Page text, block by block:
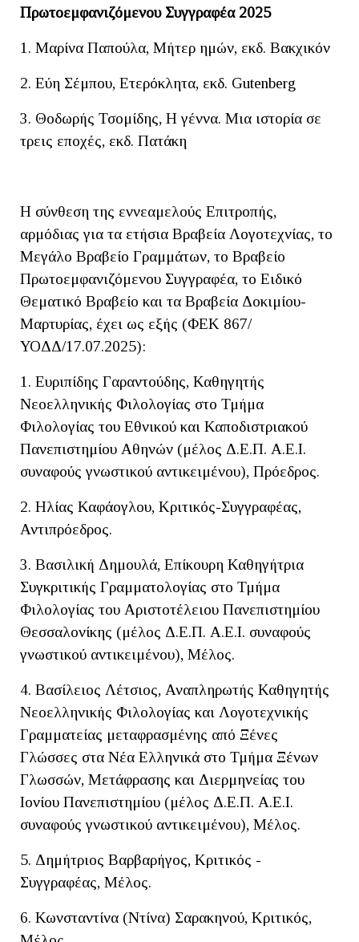
Πρωτοεμφανιζόμενου Συγγραφέα 2025
1. Μαρίνα Παπούλα, Μήτερ ημών, εκδ. Βακχικόν
2. Εύη Σέμπου, Ετερόκλητα, εκδ. Gutenberg
3. Θοδωρής Τσομίδης, Η γέννα. Μια ιστορία σε
τρεις εποχές, εκδ. Πατάκη
Η σύνθεση της εννεαμελούς Επιτροπής,
αρμόδιας για τα ετήσια Βραβεία Λογοτεχνίας, το
Μεγάλο Βραβείο Γραμμάτων, το Βραβείο
Πρωτοεμφανιζόμενου Συγγραφέα, το Ειδικό
Θεματικό Βραβείο και τα Βραβεία Δοκιμίου-
Μαρτυρίας, έχει ως εξής (ΦΕΚ 867/
ΥΟΔΔ/17.07.2025):
1. Ευριπίδης Γαραντούδης, Καθηγητής
Νεοελληνικής Φιλολογίας στο Τμήμα
Φιλολογίας του Εθνικού και Καποδιστριακού
Πανεπιστημίου Αθηνών (μέλος Δ.Ε.Π. Α.Ε.Ι.
συναφούς γνωστικού αντικειμένου), Πρόεδρος.
2. Ηλίας Καφάογλου, Κριτικός-Συγγραφέας,
Αντιπρόεδρος.
3. Βασιλική Δημουλά, Επίκουρη Καθηγήτρια
Συγκριτικής Γραμματολογίας στο Τμήμα
Φιλολογίας του Αριστοτέλειου Πανεπιστημίου
Θεσσαλονίκης (μέλος Δ.Ε.Π. Α.Ε.Ι. συναφούς
γνωστικού αντικειμένου), Μέλος.
4. Βασίλειος Λέτσιος, Αναπληρωτής Καθηγητής
Νεοελληνικής Φιλολογίας και Λογοτεχνικής
Γραμματείας μεταφρασμένης από Ξένες
Γλώσσες στα Νέα Ελληνικά στο Τμήμα Ξένων
Γλωσσών, Μετάφρασης και Διερμηνείας του
Ιονίου Πανεπιστημίου (μέλος Δ.Ε.Π. Α.Ε.Ι.
συναφούς γνωστικού αντικειμένου), Μέλος.
5. Δημήτριος Βαρβαρήγος, Κριτικός -
Συγγραφέας, Μέλος.
6. Κωνσταντίνα (Ντίνα) Σαρακηνού, Κριτικός,